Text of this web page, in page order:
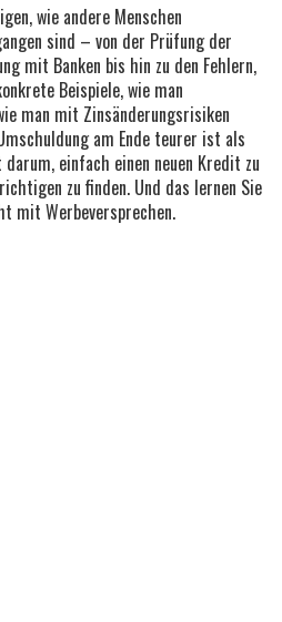
wie andere Menschen
sind – von der Prüfung der
mit Banken bis hin zu den Fehlern,
Beispiele, wie man
man mit Zinsänderungsrisiken
am Ende teurer ist als
einfach einen neuen Kredit zu
zu finden. Und das lernen Sie
mit Werbeversprechen.